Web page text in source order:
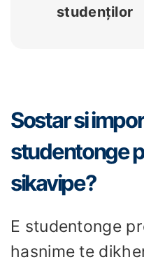
studenților
Sostar si
studentonge
sikavipe?
E studentonge
hasnime te